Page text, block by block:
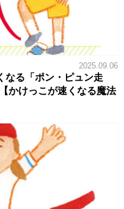
2025.09.06
なる「ポン・ピュン走
かけっこが速くなる魔法